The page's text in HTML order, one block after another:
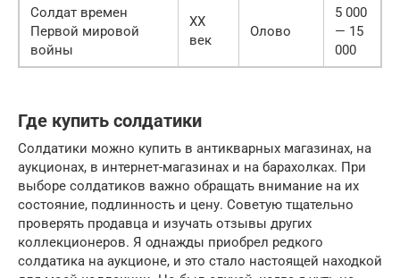
Солдат времен
Первой мировой
войны
XX
век
Олово
5 000
— 15
000
Где купить солдатики
Солдатики можно купить в антикварных магазинах, на
аукционах, в интернет-магазинах и на барахолках. При
выборе солдатиков важно обращать внимание на их
состояние, подлинность и цену. Советую тщательно
проверять продавца и изучать отзывы других
коллекционеров. Я однажды приобрел редкого
солдатика на аукционе, и это стало настоящей находкой